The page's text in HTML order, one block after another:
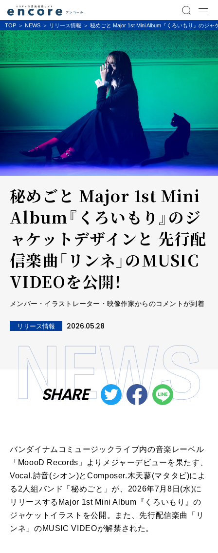
TOP NEWS リリース情報 秘めごと Major 1st Mini Album『くろいもり』のジ
秘めごと Major 1st Mini
Album『くろいもり』のジ
ャケットデザインと 先行配
信楽曲「リンネ」のMUSIC
VIDEOを公開！
メンバー・イラストレーター・映像作家からのコメントが到着
リリース情報 2026.05.28
SHARE
バンダイナムコミュージックライブ内の音楽レーベル
「MoooD Records」よりメジャーデビューを果たす、
Vocal.詩音(シオン)とComposer.木天蓼(マタタビ)によ
る2人組バンド「秘めごと」が、2026年7月8日(水)に
リリースするMajor 1st Mini Album『くろいもり』の
ジャケットイラストを公開。また、先行配信楽曲「リ
ンネ」のMUSIC VIDEOが解禁された。